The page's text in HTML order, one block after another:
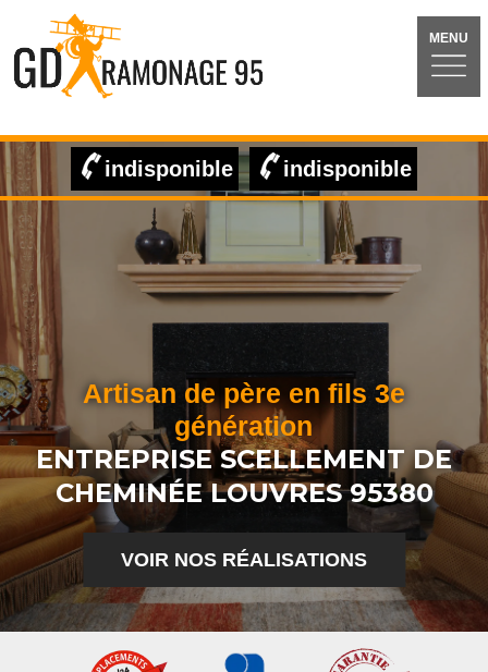
MENU
indisponible indisponible
Artisan de père en fils 3e
génération
ENTREPRISE SCELLEMENT DE
CHEMINÉE LOUVRES 95380
VOIR NOS RÉALISATIONS